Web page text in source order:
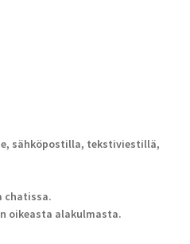
sähköpostilla, tekstiviestillä,
chatissa.
oikeasta alakulmasta.